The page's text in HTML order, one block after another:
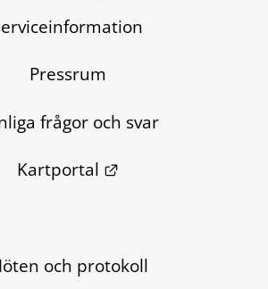
Pressrum
frågor och svar
Kartportal
Länk till annan
och protokoll